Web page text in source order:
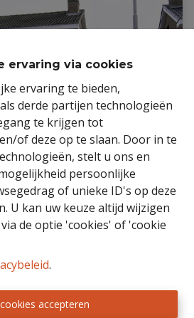
ervaring via cookies
ervaring te bieden,
derde partijen technologieën
te krijgen tot
of deze op te slaan. Door in te
stelt u ons en
persoonlijke
of unieke ID's op deze
U kan uw keuze altijd wijzigen
de optie 'cookies' of 'cookie
.
accepteren
gezellige tuin.